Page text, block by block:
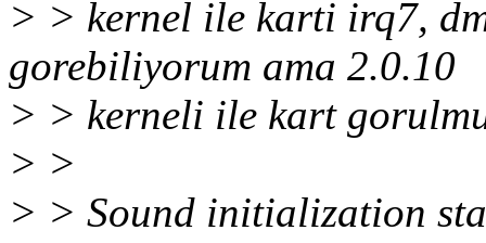
> > kernel ile karti irq7,
gorebiliyorum ama 2.0.10
> > kerneli ile kart
> >
> > Sound initialization